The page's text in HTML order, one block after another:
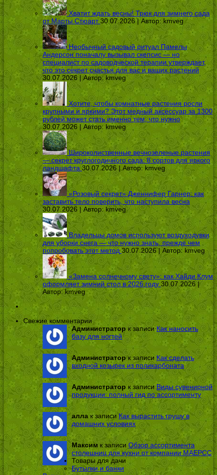
Хватит ждать весны! Трюк для зимнего сада
от Марты Стюарт 30.07.2026 | Автор: kmveg
Необычный садовый ритуал Памелы
Андерсон поначалу вызывал скепсис — но
специалист по садоводческой терапии утверждает,
что это секрет счастья для вас и ваших растений
30.07.2026 | Автор:kmveg
Хотите, чтобы комнатные растения росли
крупными и яркими? Этот медный аксессуар за 1300
рублей может стать именно тем, что нужно
30.07.2026 | Автор: kmveg
Широколиственные вечнозеленые растения
— секрет круглогодичного сада: 8 сортов для яркого
ландшафта 30.07.2026 | Автор: kmveg
«Розовый секрет» Дженнифер Гарнер: как
заставить тело поверить, что наступила весна
30.07.2026 | Автор: kmveg
Владельцы домов используют воздуходувки
для уборки снега — что нужно знать, прежде чем
попробовать этот метод 30.07.2026 | Автор: kmveg
«Замена солнечному свету»: как Хайди Клум
оформляет зимний стол в 2026 году 30.07.2026 |
Автор:kmveg
Свежие комментарии
Администраторк записиКак наносить
базу для ногтей
Администраторк записиКак сделать
входной козырек из поликарбоната
Администраторк записиВиды сувенирной
продукции: полный гид по ассортименту
алла к записиКак вырастить грушу в
домашних условиях
Максимк записи Обзор ассортимента
столешниц для кухни от компании МАЕРСС
Товары для дачи
Бутылки и банки